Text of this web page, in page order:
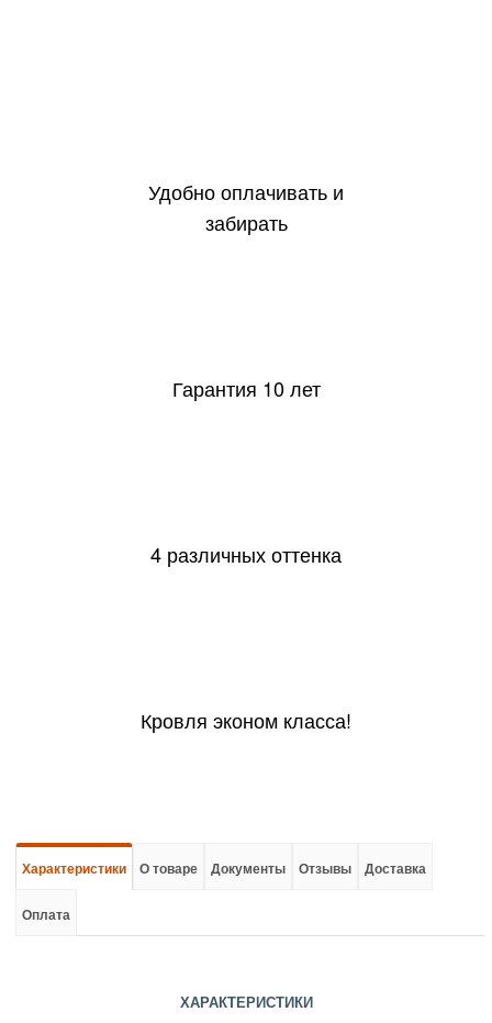
Удобно оплачивать и
забирать
Гарантия 10 лет
4 различных оттенка
Кровля эконом класса!
Характеристики О товаре Документы Отзывы Доставка
Оплата
ХАРАКТЕРИСТИКИ